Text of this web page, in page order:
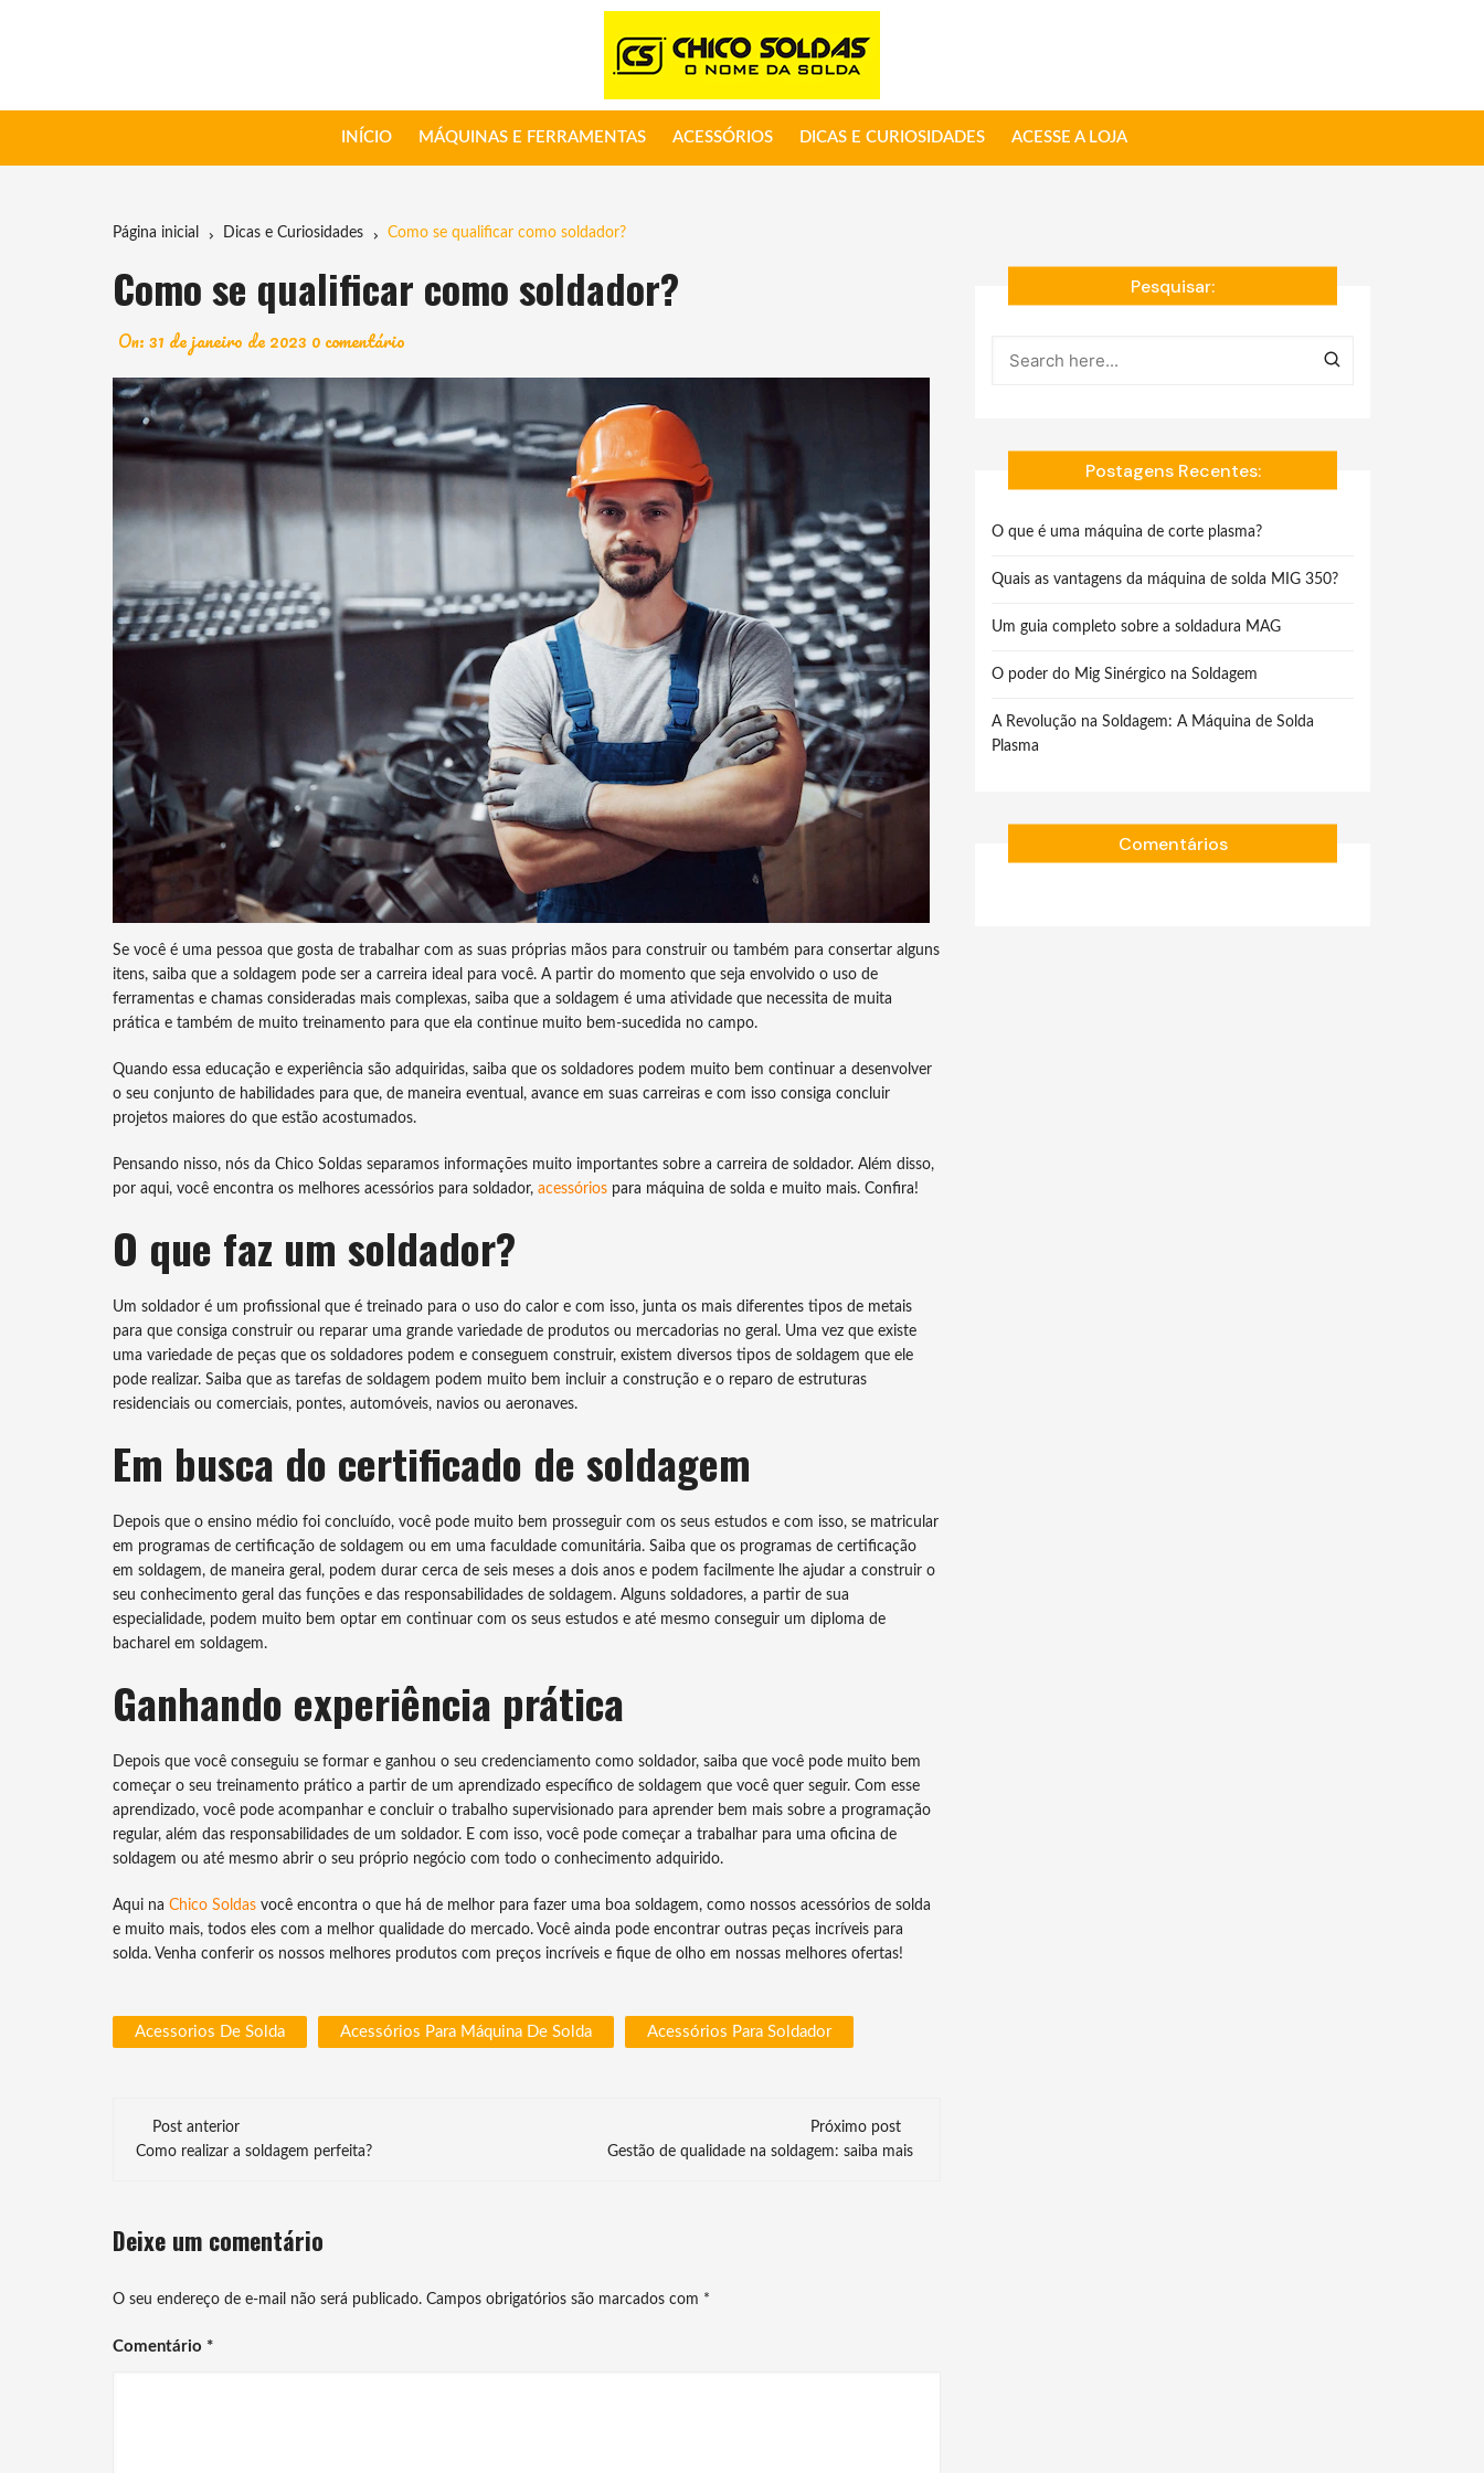
INÍCIO MÁQUINAS E FERRAMENTAS ACESSÓRIOS DICAS E CURIOSIDADES ACESSE A LOJA
Página inicial Dicas e Curiosidades Como se qualificar como soldador?
Como se qualificar como soldador?
On:31 de janeiro de 2023 0 comentário
Se você é uma pessoa que gosta de trabalhar com as suas próprias mãos para construir ou também para consertar alguns
itens, saiba que a soldagem pode ser a carreira ideal para você. A partir do momento que seja envolvido o uso de
ferramentas e chamas consideradas mais complexas, saiba que a soldagem é uma atividade que necessita de muita
prática e também de muito treinamento para que ela continue muito bem-sucedida no campo.
Quando essa educação e experiência são adquiridas, saiba que os soldadores podem muito bem continuar a desenvolver
o seu conjunto de habilidades para que, de maneira eventual, avance em suas carreiras e com isso consiga concluir
projetos maiores do que estão acostumados.
Pensando nisso, nós da Chico Soldas separamos informações muito importantes sobre a carreira de soldador. Além disso,
por aqui, você encontra os melhores acessórios para soldador, acessórios para máquina de solda e muito mais. Confira!
O que faz um soldador?
Um soldador é um profissional que é treinado para o uso do calor e com isso, junta os mais diferentes tipos de metais
para que consiga construir ou reparar uma grande variedade de produtos ou mercadorias no geral. Uma vez que existe
uma variedade de peças que os soldadores podem e conseguem construir, existem diversos tipos de soldagem que ele
pode realizar. Saiba que as tarefas de soldagem podem muito bem incluir a construção e o reparo de estruturas
residenciais ou comerciais, pontes, automóveis, navios ou aeronaves.
Em busca do certificado de soldagem
Depois que o ensino médio foi concluído, você pode muito bem prosseguir com os seus estudos e com isso, se matricular
em programas de certificação de soldagem ou em uma faculdade comunitária. Saiba que os programas de certificação
em soldagem, de maneira geral, podem durar cerca de seis meses a dois anos e podem facilmente lhe ajudar a construir o
seu conhecimento geral das funções e das responsabilidades de soldagem. Alguns soldadores, a partir de sua
especialidade, podem muito bem optar em continuar com os seus estudos e até mesmo conseguir um diploma de
bacharel em soldagem.
Ganhando experiência prática
Depois que você conseguiu se formar e ganhou o seu credenciamento como soldador, saiba que você pode muito bem
começar o seu treinamento prático a partir de um aprendizado específico de soldagem que você quer seguir. Com esse
aprendizado, você pode acompanhar e concluir o trabalho supervisionado para aprender bem mais sobre a programação
regular, além das responsabilidades de um soldador. E com isso, você pode começar a trabalhar para uma oficina de
soldagem ou até mesmo abrir o seu próprio negócio com todo o conhecimento adquirido.
Aqui na Chico Soldas você encontra o que há de melhor para fazer uma boa soldagem, como nossos acessórios de solda
e muito mais, todos eles com a melhor qualidade do mercado. Você ainda pode encontrar outras peças incríveis para
solda. Venha conferir os nossos melhores produtos com preços incríveis e fique de olho em nossas melhores ofertas!
Acessorios De Solda Acessórios Para Máquina De Solda Acessórios Para Soldador
Navegação
de
post
Post anterior
Como realizar a soldagem perfeita?
Próximo post
Gestão de qualidade na soldagem: saiba mais
Deixe um comentário
O seu endereço de e-mail não será publicado. Campos obrigatórios são marcados com *
Comentário *
Pesquisar:
Postagens Recentes:
O que é uma máquina de corte plasma?
Quais as vantagens da máquina de solda MIG 350?
Um guia completo sobre a soldadura MAG
O poder do Mig Sinérgico na Soldagem
A Revolução na Soldagem: A Máquina de Solda
Plasma
Comentários